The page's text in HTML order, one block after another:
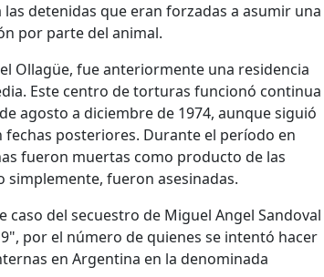
detenidas que eran forzadas a asumir una
por parte del animal.
Ollagüe, fue anteriormente una residencia
Este centro de torturas funcionó continua
agosto a diciembre de 1974, aunque siguió
posteriores. Durante el período en
fueron muertas como producto de las
fueron asesinadas.
caso del secuestro de Miguel Angel Sandoval
por el número de quienes se intentó hacer
en Argentina en la denominada